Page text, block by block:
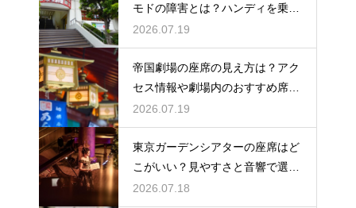
モドの障害とは？ハンディを乗り
越える姿に感動
2026.07.19
帝国劇場の座席の見え方は？アク
セス情報や劇場内のおすすめ席を
徹底ガイド
2026.07.19
東京ガーデンシアターの座席はど
こがいい？見やすさと音響で選ぶ
おすすめのポジション
2026.07.18